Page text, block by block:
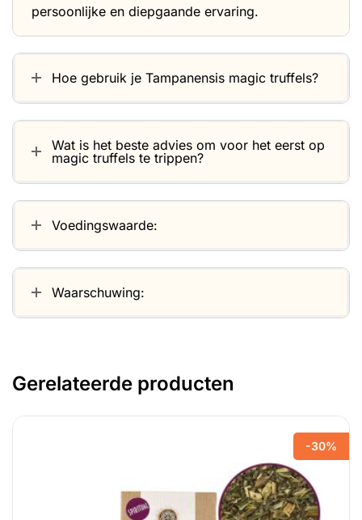
persoonlijke en diepgaande ervaring.
Hoe gebruik je Tampanensis magic truffels?
Wat is het beste advies om voor het eerst op
magic truffels te trippen?
Voedingswaarde:
Waarschuwing:
Gerelateerde producten
-30%